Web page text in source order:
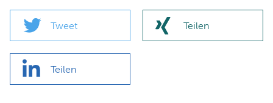
Tweet Teilen
Teilen